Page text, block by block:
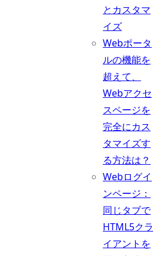
とカスタマ
イズ
Webポータ
ルの機能を
超えて、
Webアクセ
スページを
完全にカス
タマイズす
る方法は？
Webログイ
ンページ：
同じタブで
HTML5クラ
イアントを